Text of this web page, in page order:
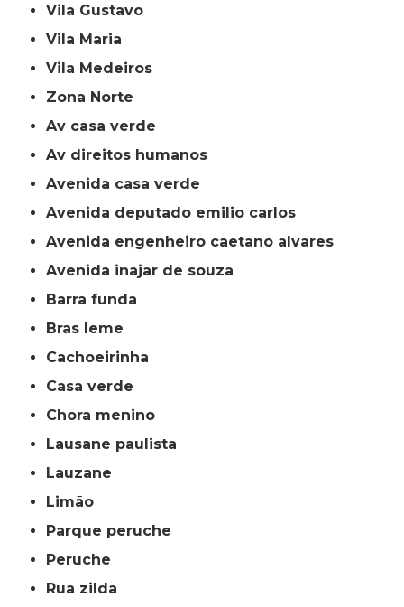
Vila Gustavo
Vila Maria
Vila Medeiros
Zona Norte
av casa verde
av direitos humanos
avenida casa verde
avenida deputado emilio carlos
avenida engenheiro caetano alvares
avenida inajar de souza
barra funda
bras leme
cachoeirinha
casa verde
chora menino
lausane paulista
lauzane
limão
parque peruche
peruche
rua zilda